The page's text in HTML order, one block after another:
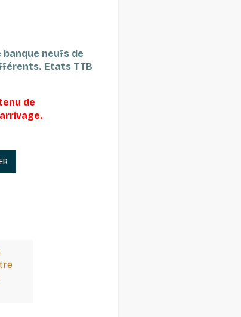
neufs de
Etats TTB
de